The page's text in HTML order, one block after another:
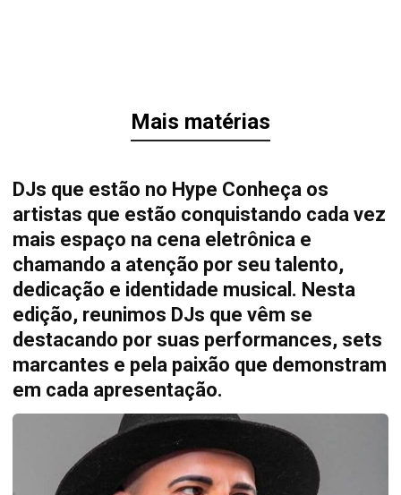
Mais matérias
DJs que estão no Hype Conheça os
artistas que estão conquistando cada vez
mais espaço na cena eletrônica e
chamando a atenção por seu talento,
dedicação e identidade musical. Nesta
edição, reunimos DJs que vêm se
destacando por suas performances, sets
marcantes e pela paixão que demonstram
em cada apresentação.